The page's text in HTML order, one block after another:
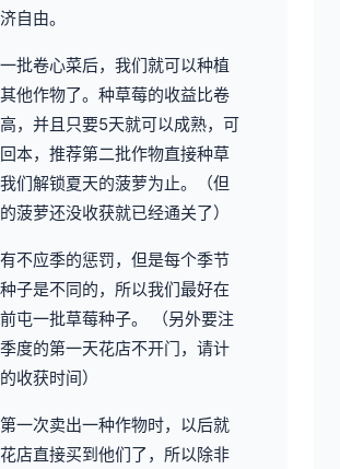
自由。
批卷心菜后，我们就可以种植
他作物了。种草莓的收益比卷
，并且只要5天就可以成熟，可
本，推荐第二批作物直接种草
们解锁夏天的菠萝为止。（但
菠萝还没收获就已经通关了）
不应季的惩罚，但是每个季节
子是不同的，所以我们最好在
屯一批草莓种子。 （另外要注
度的第一天花店不开门，请计
收获时间）
一次卖出一种作物时，以后就
店直接买到他们了，所以除非